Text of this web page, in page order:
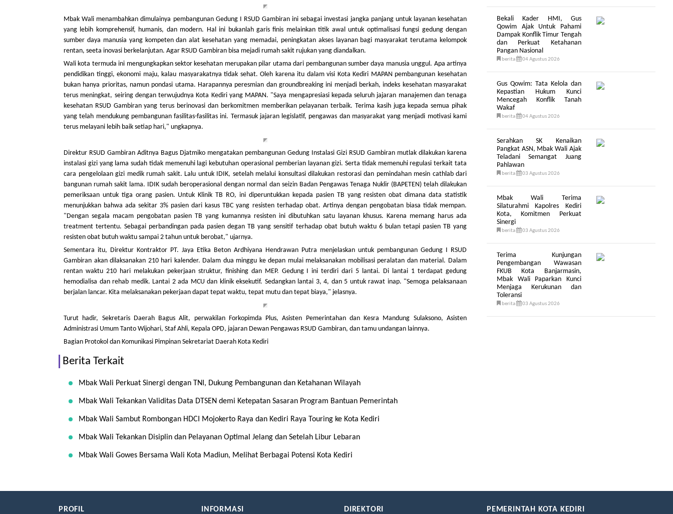
Mbak Wali menambahkan dimulainya pembangunan Gedung I RSUD Gambiran ini sebagai investasi jangka panjang untuk layanan kesehatan
yang lebih komprehensif, humanis, dan modern. Hal ini bukanlah garis finis melainkan titik awal untuk optimalisasi fungsi gedung dengan
sumber daya manusia yang kompeten dan alat kesehatan yang memadai, peningkatan akses layanan bagi masyarakat terutama kelompok
rentan, seeta inovasi berkelanjutan. Agar RSUD Gambiran bisa mejadi rumah sakit rujukan yang diandalkan.
Wali kota termuda ini mengungkapkan sektor kesehatan merupakan pilar utama dari pembangunan sumber daya manusia unggul. Apa artinya
pendidikan tinggi, ekonomi maju, kalau masyarakatnya tidak sehat. Oleh karena itu dalam visi Kota Kediri MAPAN pembangunan kesehatan
bukan hanya prioritas, namun pondasi utama. Harapannya peresmian dan groundbreaking ini menjadi berkah, indeks kesehatan masyarakat
terus meningkat, seiring dengan terwujudnya Kota Kediri yang MAPAN. "Saya mengapresiasi kepada seluruh jajaran manajemen dan tenaga
kesehatan RSUD Gambiran yang terus berinovasi dan berkomitmen memberikan pelayanan terbaik. Terima kasih juga kepada semua pihak
yang telah mendukung pembangunan fasilitas-fasilitas ini. Termasuk jajaran legislatif, pengawas dan masyarakat yang menjadi motivasi kami
terus melayani lebih baik setiap hari," ungkapnya.
Direktur RSUD Gambiran Aditnya Bagus Djatmiko mengatakan pembangunan Gedung Instalasi Gizi RSUD Gambiran mutlak dilakukan karena
instalasi gizi yang lama sudah tidak memenuhi lagi kebutuhan operasional pemberian layanan gizi. Serta tidak memenuhi regulasi terkait tata
cara pengelolaan gizi medik rumah sakit. Lalu untuk IDIK, setelah melalui konsultasi dilakukan restorasi dan pemindahan mesin cathlab dari
bangunan rumah sakit lama. IDIK sudah beroperasional dengan normal dan seizin Badan Pengawas Tenaga Nuklir (BAPETEN) telah dilakukan
pemeriksaan untuk tiga orang pasien. Untuk Klinik TB RO, ini diperuntukkan kepada pasien TB yang resisten obat dimana data statistik
menunjukkan bahwa ada sekitar 3% pasien dari kasus TBC yang resisten terhadap obat. Artinya dengan pengobatan biasa tidak mempan.
"Dengan segala macam pengobatan pasien TB yang kumannya resisten ini dibutuhkan satu layanan khusus. Karena memang harus ada
treatment tertentu. Sebagai perbandingan pada pasien degan TB yang sensitif terhadap obat butuh waktu 6 bulan tetapi pasien TB yang
resisten obat butuh waktu sampai 2 tahun untuk berobat," ujarnya.
Sementara itu, Direktur Kontraktor PT. Jaya Etika Beton Ardhiyana Hendrawan Putra menjelaskan untuk pembangunan Gedung I RSUD
Gambiran akan dilaksanakan 210 hari kalender. Dalam dua minggu ke depan mulai melaksanakan mobilisasi peralatan dan material. Dalam
rentan waktu 210 hari melakukan pekerjaan struktur, finishing dan MEP. Gedung I ini terdiri dari 5 lantai. Di lantai 1 terdapat gedung
hemodialisa dan rehab medik. Lantai 2 ada MCU dan klinik eksekutif. Sedangkan lantai 3, 4, dan 5 untuk rawat inap. "Semoga pelaksanaan
berjalan lancar. Kita melaksanakan pekerjaan dapat tepat waktu, tepat mutu dan tepat biaya," jelasnya.
Turut hadir, Sekretaris Daerah Bagus Alit, perwakilan Forkopimda Plus, Asisten Pemerintahan dan Kesra Mandung Sulaksono, Asisten
Administrasi Umum Tanto Wijohari, Staf Ahli, Kepala OPD, jajaran Dewan Pengawas RSUD Gambiran, dan tamu undangan lainnya.
Bagian Protokol dan Komunikasi Pimpinan Sekretariat Daerah Kota Kediri
Berita Terkait
Mbak Wali Perkuat Sinergi dengan TNI, Dukung Pembangunan dan Ketahanan Wilayah
Mbak Wali Tekankan Validitas Data DTSEN demi Ketepatan Sasaran Program Bantuan Pemerintah
Mbak Wali Sambut Rombongan HDCI Mojokerto Raya dan Kediri Raya Touring ke Kota Kediri
Mbak Wali Tekankan Disiplin dan Pelayanan Optimal Jelang dan Setelah Libur Lebaran
Mbak Wali Gowes Bersama Wali Kota Madiun, Melihat Berbagai Potensi Kota Kediri
Bekali Kader HMI, Gus
Qowim Ajak Untuk Pahami
Dampak Konflik Timur Tengah
dan Perkuat Ketahanan
Pangan Nasional
berita 04 Agustus 2026
Gus Qowim: Tata Kelola dan
Kepastian Hukum Kunci
Mencegah Konflik Tanah
Wakaf
berita 04 Agustus 2026
Serahkan SK Kenaikan
Pangkat ASN, Mbak Wali Ajak
Teladani Semangat Juang
Pahlawan
berita 03 Agustus 2026
Mbak Wali Terima
Silaturahmi Kapolres Kediri
Kota, Komitmen Perkuat
Sinergi
berita 03 Agustus 2026
Terima Kunjungan
Pengembangan Wawasan
FKUB Kota Banjarmasin,
Mbak Wali Paparkan Kunci
Menjaga Kerukunan dan
Toleransi
berita 03 Agustus 2026
PROFIL INFORMASI DIREKTORI PEMERINTAH KOTA KEDIRI